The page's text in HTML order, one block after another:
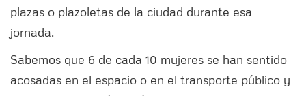
plazas o plazoletas de la ciudad durante esa
jornada.
Sabemos que 6 de cada 10 mujeres se han sentido
acosadas en el espacio o en el transporte público y